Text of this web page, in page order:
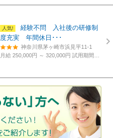
経験不問 入社後の研修制
度充実 年間休日･･･
神奈川県茅ヶ崎市浜見平11-1
月給 250,000円 ～ 320,000円試用期間あり。3カ月～4カ月。